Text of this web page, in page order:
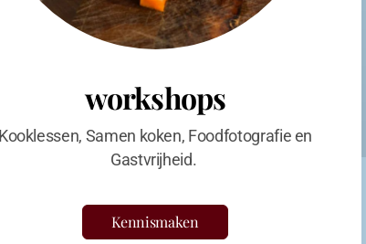
workshops
Kooklessen, Samen koken, Foodfotografie en
Gastvrijheid.
Kennismaken